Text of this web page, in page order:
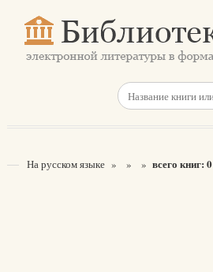
На русском языке » » » всего книг: 0